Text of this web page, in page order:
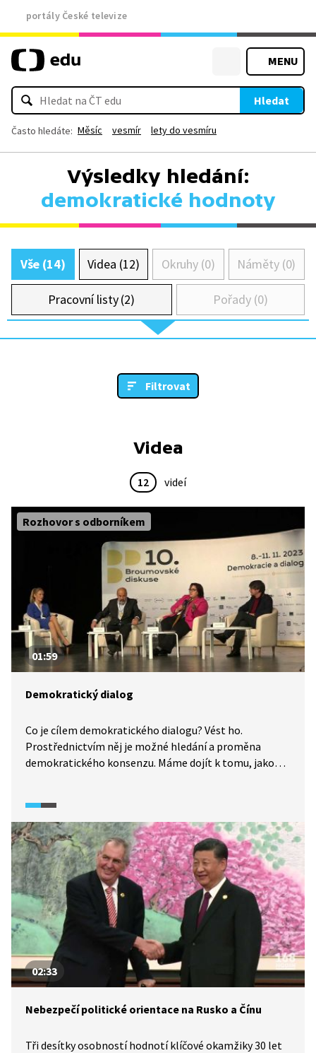
portály České televize
MENU
Hledat
Často hledáte: Měsíc vesmír lety do vesmíru
Výsledky hledání:
demokratické hodnoty
Vše (14) Videa (12) Okruhy (0) Náměty (0)
Pracovní listy (2) Pořady (0)
Filtrovat
Videa
12 videí
Rozhovor s odborníkem
01:59
Demokratický dialog
Co je cílem demokratického dialogu? Vést ho.
Prostřednictvím něj je možné hledání a proměna
demokratického konsenzu. Máme dojít k tomu, jakou
kterou se prostřednictvím dialogu můžeme seznámit.
Termín vysvětlila politoložka Petra Guasti během
veřejné diskuse konané v listopadu 2023.
02:33
Nebezpečí politické orientace na Rusko a Čínu
Tři desítky osobností hodnotí klíčové okamžiky 30 let